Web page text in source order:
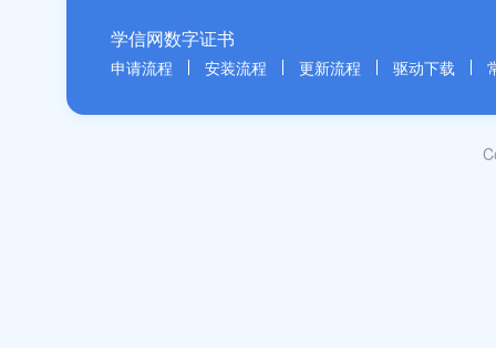
学信网数字证书
申请流程 安装流程 更新流程 驱动下载